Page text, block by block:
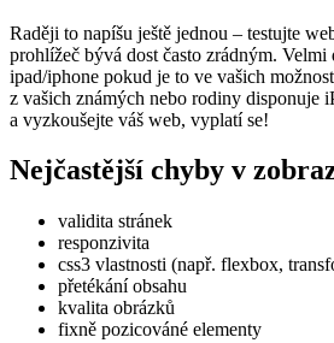
Raději to napíšu ještě jednou – testujte
prohlížeč bývá dost často zrádným. Velmi
ipad/iphone pokud je to ve vašich
z vašich známých nebo rodiny disponuje
a vyzkoušejte váš web, vyplatí se!
Nejčastější chyby v
validita stránek
responzivita
css3 vlastnosti (např. flexbox,
přetékání obsahu
kvalita obrázků
fixně pozicováné elementy